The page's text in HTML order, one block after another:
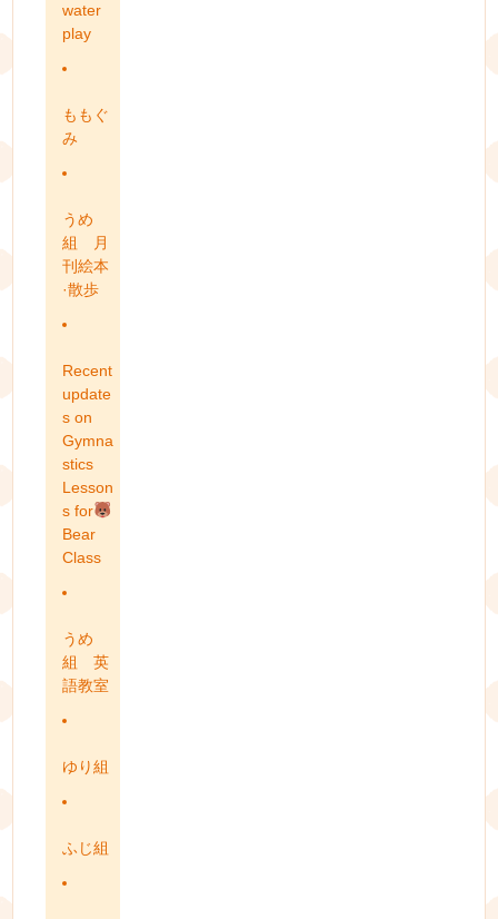
water
play
ももぐ
み
うめ
組 月
刊絵本
·散歩
Recent
update
s on
Gymna
stics
Lesson
s for
Bear
Class
うめ
組 英
語教室
ゆり組
ふじ組